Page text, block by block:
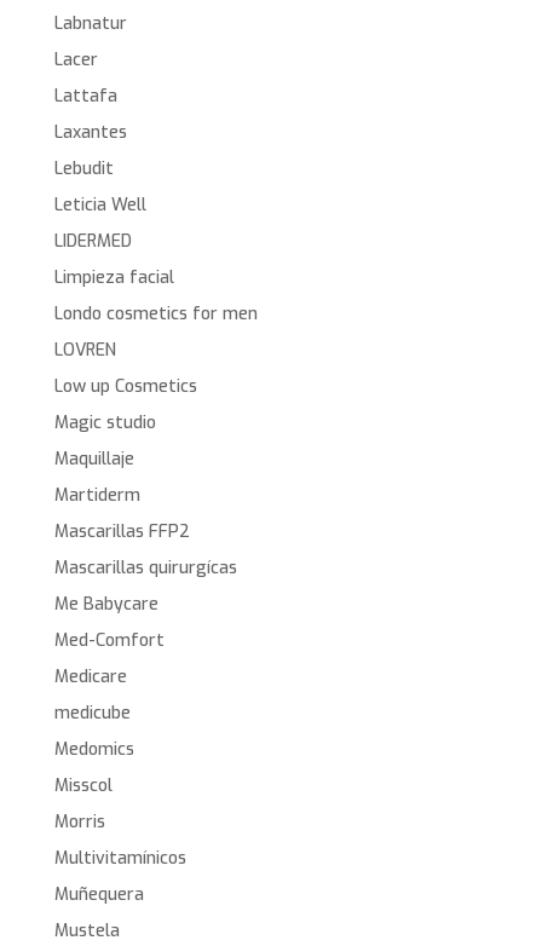
Labnatur
Lacer
Lattafa
Laxantes
Lebudit
Leticia Well
LIDERMED
Limpieza facial
Londo cosmetics for men
LOVREN
Low up Cosmetics
Magic studio
Maquillaje
Martiderm
Mascarillas FFP2
Mascarillas quirurgícas
Me Babycare
Med-Comfort
Medicare
medicube
Medomics
Misscol
Morris
Multivitamínicos
Muñequera
Mustela